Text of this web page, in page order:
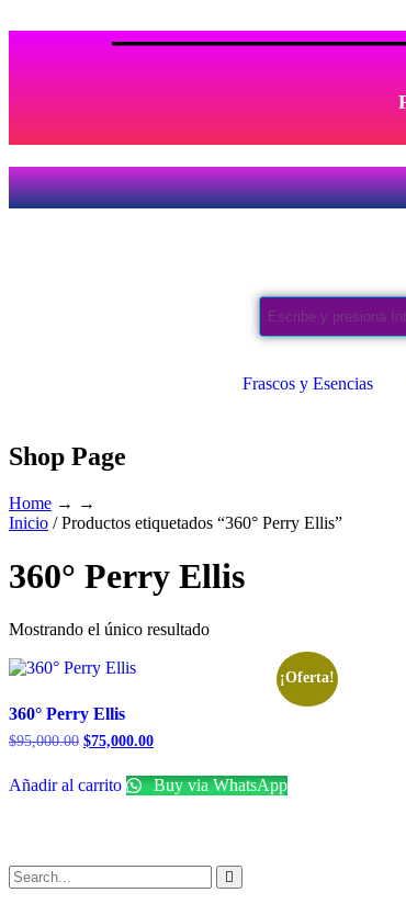
Frascos y Esencias
Shop Page
Home → →
Inicio / Productos etiquetados “360° Perry Ellis”
360° Perry Ellis
Mostrando el único resultado
¡Oferta!
360° Perry Ellis
$95,000.00 $75,000.00
Añadir al carrito Buy via WhatsApp